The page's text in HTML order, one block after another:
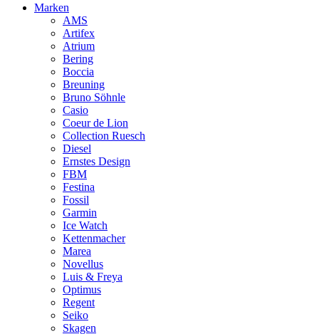
Marken
AMS
Artifex
Atrium
Bering
Boccia
Breuning
Bruno Söhnle
Casio
Coeur de Lion
Collection Ruesch
Diesel
Ernstes Design
FBM
Festina
Fossil
Garmin
Ice Watch
Kettenmacher
Marea
Novellus
Luis & Freya
Optimus
Regent
Seiko
Skagen